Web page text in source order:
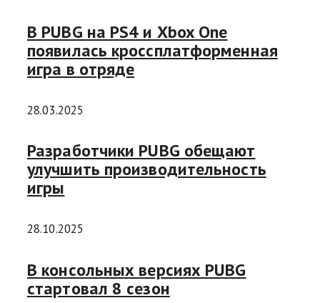
В PUBG на PS4 и Xbox One
появилась кроссплатформенная
игра в отряде
28.03.2025
Разработчики PUBG обещают
улучшить производительность
игры
28.10.2025
В консольных версиях PUBG
стартовал 8 сезон